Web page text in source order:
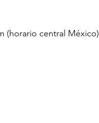
(horario central México)